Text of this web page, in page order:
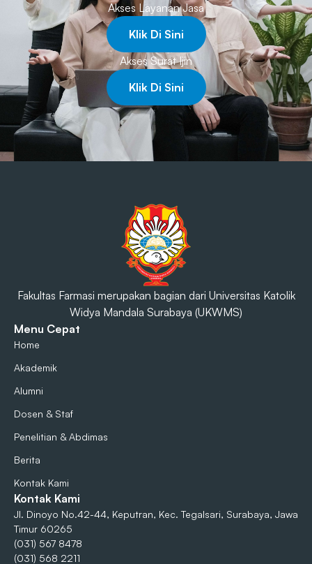
Akses Layanan Jasa
Klik Di Sini
Akses Surat Ijin
Klik Di Sini
Fakultas Farmasi merupakan bagian dari Universitas Katolik
Widya Mandala Surabaya (UKWMS)
Menu Cepat
Home
Akademik
Alumni
Dosen & Staf
Penelitian & Abdimas
Berita
Kontak Kami
Kontak Kami
Jl. Dinoyo No.42-44, Keputran, Kec. Tegalsari, Surabaya, Jawa
Timur 60265
(031) 567 8478
(031) 568 2211